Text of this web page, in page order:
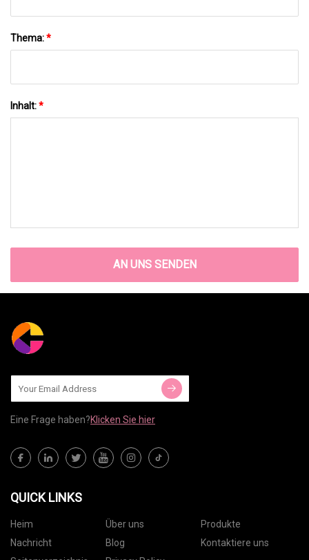
Thema:*
Inhalt:*
AN UNS SENDEN
Eine Frage haben?Klicken Sie hier
QUICK LINKS
Heim Über uns
Produkte
Nachricht
Blog
Kontaktiere uns